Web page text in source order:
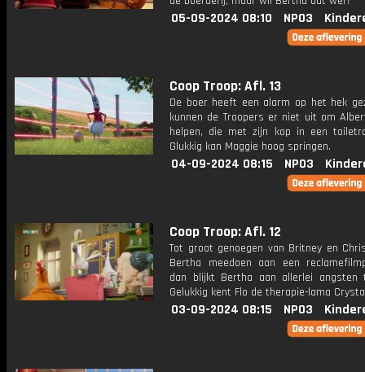
05-09-2024 08:10 NPO3
Coop Troop: Afl. 13
De boer heeft een alarm op het hek
kunnen de Troopers er niet uit om
helpen, die met zijn kop in een
Glukkig kan Maggie hoog springen.
04-09-2024 08:15 NPO3
Coop Troop: Afl. 12
Tot groot genoegen van Britney en
Bertha meedoen aan een
dan blijkt Bertha aan allerlei angsten
Gelukkig kent Flo de therapie-lama
03-09-2024 08:15 NPO3